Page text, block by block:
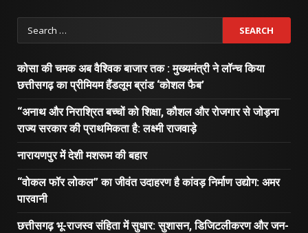
Search
for:
कोसा की चमक अब वैश्विक बाजार तक : मुख्यमंत्री ने लॉन्च किया
छत्तीसगढ़ का प्रीमियम हैंडलूम ब्रांड ‘कोशल फैब’
“अनाथ और निराश्रित बच्चों को शिक्षा, कौशल और रोजगार से जोड़ना
राज्य सरकार की प्राथमिकता है: लक्ष्मी राजवाड़े
नारायणपुर में देशी मशरूम की बहार
“वोकल फॉर लोकल” का जीवंत उदाहरण है कांवड़ निर्माण उद्योग: अमर
पारवानी
छत्तीसगढ़ भू-राजस्व संहिता में सुधार: सुशासन, डिजिटलीकरण और जन-